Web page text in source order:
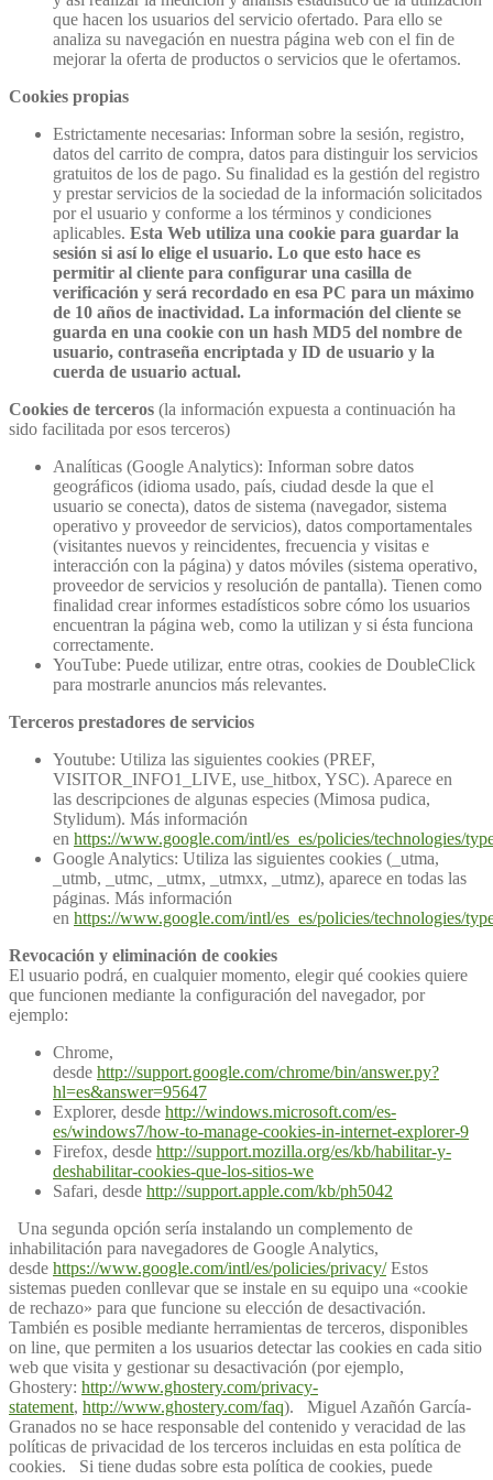
que hacen los usuarios del servicio ofertado. Para ello se
analiza su navegación en nuestra página web con el fin de
mejorar la oferta de productos o servicios que le ofertamos.
Cookies propias
Estrictamente necesarias: Informan sobre la sesión, registro,
datos del carrito de compra, datos para distinguir los servicios
gratuitos de los de pago. Su finalidad es la gestión del registro
y prestar servicios de la sociedad de la información solicitados
por el usuario y conforme a los términos y condiciones
aplicables. Esta Web utiliza una cookie para guardar la
sesión si así lo elige el usuario. Lo que esto hace es
permitir al cliente para configurar una casilla de
verificación y será recordado en esa PC para un máximo
de 10 años de inactividad. La información del cliente se
guarda en una cookie con un hash MD5 del nombre de
usuario, contraseña encriptada y ID de usuario y la
cuerda de usuario actual.
Cookies de terceros (la información expuesta a continuación ha
sido facilitada por esos terceros)
Analíticas (Google Analytics): Informan sobre datos
geográficos (idioma usado, país, ciudad desde la que el
usuario se conecta), datos de sistema (navegador, sistema
operativo y proveedor de servicios), datos comportamentales
(visitantes nuevos y reincidentes, frecuencia y visitas e
interacción con la página) y datos móviles (sistema operativo,
proveedor de servicios y resolución de pantalla). Tienen como
finalidad crear informes estadísticos sobre cómo los usuarios
encuentran la página web, como la utilizan y si ésta funciona
correctamente.
YouTube: Puede utilizar, entre otras, cookies de DoubleClick
para mostrarle anuncios más relevantes.
Terceros prestadores de servicios
Youtube: Utiliza las siguientes cookies (PREF,
VISITOR_INFO1_LIVE, use_hitbox, YSC). Aparece en
las descripciones de algunas especies (Mimosa pudica,
Stylidum). Más información
en https://www.google.com/intl/es_es/policies/technologies/
Google Analytics: Utiliza las siguientes cookies (_utma,
_utmb, _utmc, _utmx, _utmxx, _utmz), aparece en todas las
páginas. Más información
en https://www.google.com/intl/es_es/policies/technologies/
Revocación y eliminación de cookies
El usuario podrá, en cualquier momento, elegir qué cookies quiere
que funcionen mediante la configuración del navegador, por
ejemplo:
Chrome,
desde http://support.google.com/chrome/bin/answer.py?
hl=es&answer=95647
Explorer, desde http://windows.microsoft.com/es-
es/windows7/how-to-manage-cookies-in-internet-explorer-9
Firefox, desde http://support.mozilla.org/es/kb/habilitar-y-
deshabilitar-cookies-que-los-sitios-we
Safari, desde http://support.apple.com/kb/ph5042
Una segunda opción sería instalando un complemento de
inhabilitación para navegadores de Google Analytics,
desde https://www.google.com/intl/es/policies/privacy/Estos
sistemas pueden conllevar que se instale en su equipo una «cookie
de rechazo» para que funcione su elección de desactivación.
También es posible mediante herramientas de terceros, disponibles
on line, que permiten a los usuarios detectar las cookies en cada sitio
web que visita y gestionar su desactivación (por ejemplo,
Ghostery: http://www.ghostery.com/privacy-
statement, http://www.ghostery.com/faq). Miguel Azañón García-
Granados no se hace responsable del contenido y veracidad de las
políticas de privacidad de los terceros incluidas en esta política de
cookies. Si tiene dudas sobre esta política de cookies, puede